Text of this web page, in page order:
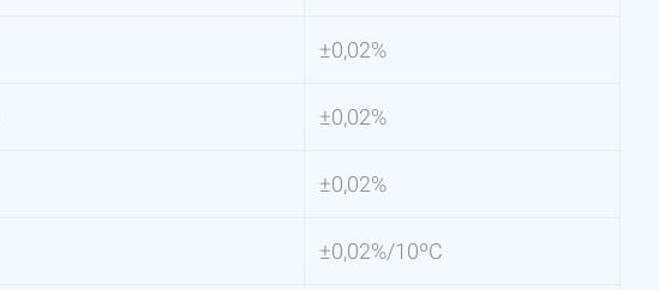
±0,02%
±0,02%
±0,02%
±0,02%/10ºС